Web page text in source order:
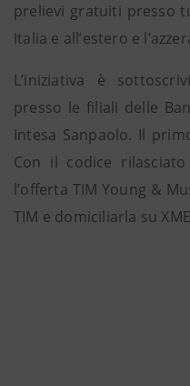
prelievi gratuiti presso
Italia e all’estero e
L’iniziativa è
presso le filiali delle
Intesa Sanpaolo. Il
Con il codice
l’offerta TIM Young &
TIM e domiciliarla su